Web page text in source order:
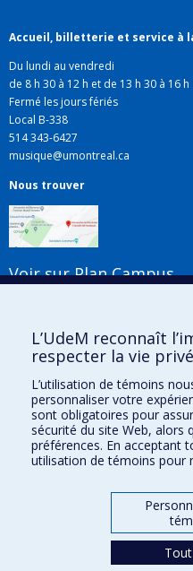
Accueil, billetterie et service à
Du lundi au vendredi
de 8 h 30 à 12 h et de 13 h 30 à 16 h
Fermé les jours fériés
Local B-338
514 343-6427
musique@umontreal.ca
Nous trouver
Voir sur Plan Campus
Liens utiles
Plan du site
Accessibilité
S'abonner à l'infolettre
Donner à la Faculté de musique
L’UdeM reconnaît
respecter la vie
L’utilisation de témoins
personnaliser votre
sont obligatoires pour
sécurité du site Web, alors
préférences. En acceptant
utilisation de témoins pour